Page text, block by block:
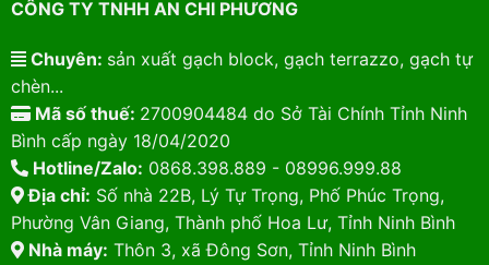
CÔNG TY TNHH AN CHI PHƯƠNG
Chuyên: sản xuất gạch block, gạch terrazzo, gạch tự
chèn...
Mã số thuế: 2700904484 do Sở Tài Chính Tỉnh Ninh
Bình cấp ngày 18/04/2020
Hotline/Zalo: 0868.398.889 - 08996.999.88
Địa chỉ: Số nhà 22B, Lý Tự Trọng, Phố Phúc Trọng,
Phường Vân Giang, Thành phố Hoa Lư, Tỉnh Ninh Bình
Nhà máy: Thôn 3, xã Đông Sơn, Tỉnh Ninh Bình